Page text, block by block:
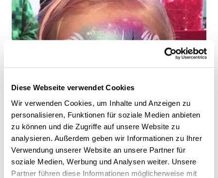
Diese Webseite verwendet Cookies
Wir verwenden Cookies, um Inhalte und Anzeigen zu
personalisieren, Funktionen für soziale Medien anbieten
zu können und die Zugriffe auf unsere Website zu
analysieren. Außerdem geben wir Informationen zu Ihrer
Verwendung unserer Website an unsere Partner für
soziale Medien, Werbung und Analysen weiter. Unsere
Partner führen diese Informationen möglicherweise mit